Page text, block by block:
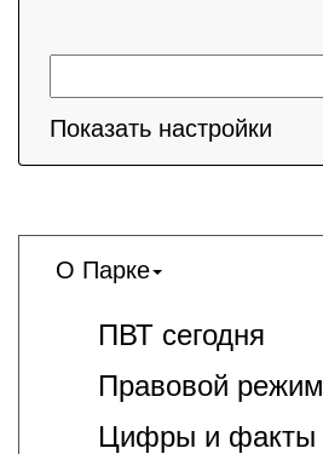
Показать настройки
О Парке
ПВТ сегодня
Правовой режим
Цифры и факты